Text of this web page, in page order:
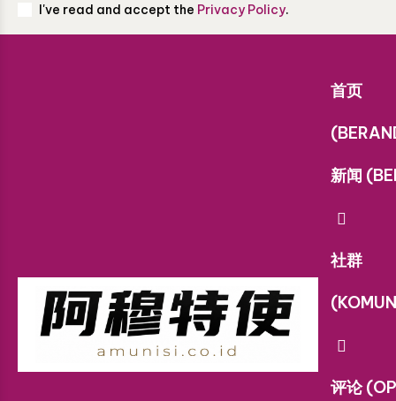
I've read and accept the Privacy Policy.
首页
新闻
社群
评论